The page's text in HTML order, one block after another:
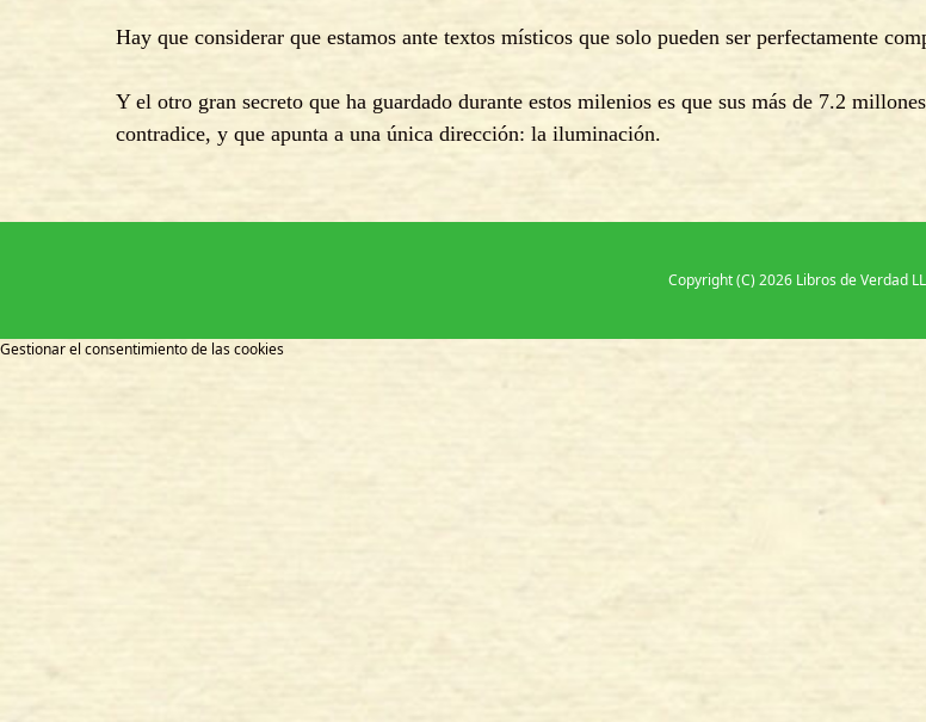
Hay que considerar que estamos ante textos místicos que solo pueden ser perfectamente
Y el otro gran secreto que ha guardado durante estos milenios es que sus más de 7.2
contradice, y que apunta a una única dirección: la iluminación.
Copyright (C) 2026 Libros de Verdad
Gestionar el consentimiento de las cookies